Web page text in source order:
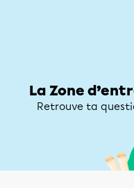
La Zone
Retrouve ta